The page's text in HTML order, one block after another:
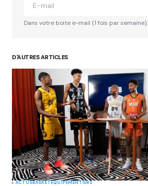
Dans votre boite e-mail (1 fois par semaine).
D'AUTRES ARTICLES
ACTUSBASKETEQUIPEMENTIERS